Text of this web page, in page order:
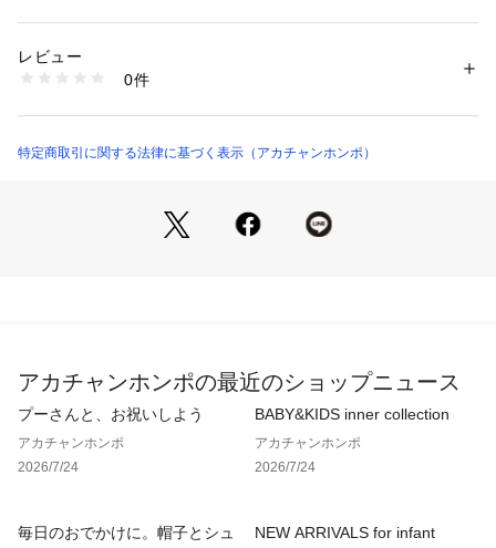
エステル62％　レーヨン33％　ポリウレタン5％
理ができる。漂白処理はできない。タンブル乾燥はできない。
日陰でのつり干し乾燥がよい。底面温度120℃を限度としてス
●サイズ＝（約・cm）
L　総丈56　股下24　渡り35.9　裾巾36.5
●対象期間＝産前～産後
素材：●素材＝本体　レーヨン70％　ポリエステル30％　別布　ポリエス
3600000023363
レビュー
0件
特定商取引に関する法律に基づく表示（アカチャンホンポ）
アカチャンホンポの最近のショップニュース
プーさんと、お祝いしよう
アカチャンホンポ
2026/7/24
BABY&KIDS inner collection
アカチャンホンポ
2026/7/24
毎日のおでかけに。帽子とシュ
NEW ARRIVALS for infant